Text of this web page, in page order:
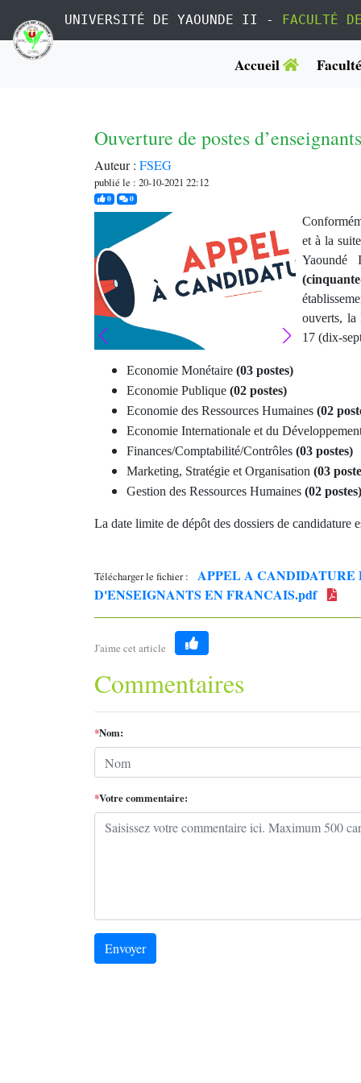
UNIVERSITÉ DE YAOUNDE II - FACULTÉ
Accueil
Ouverture de postes
Auteur : FSEG
publié le : 20-10-2021 22:12
0j'aime0commentaires
et à la
ouverts, la
17 (dix-
Economie Monétaire (03 postes)
Economie Publique (02 postes)
Economie des Ressources Humaines (02
Economie Internationale et du
Finances/Comptabilité/Contrôles (03 postes)
Marketing, Stratégie et Organisation (03
Gestion des Ressources Humaines (02 postes)
La date limite de dépôt des dossiers de candidature
Télécharger le fichier :
APPEL A CANDIDATURE
D'ENSEIGNANTS EN FRANCAIS.pdf
J'aime cet article
Like
Commentaires
*Nom:
*Votre commentaire:
Envoyer